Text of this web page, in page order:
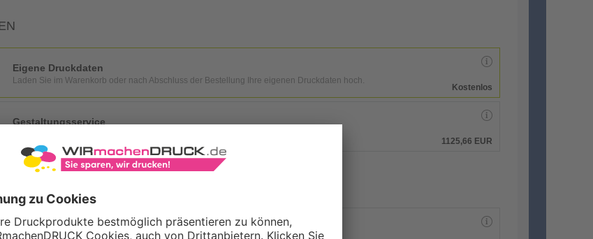
Eigene Druckdaten
Laden Sie im Warenkorb oder nach Abschluss der Bestellung Ihre eigenen Druckdaten hoch.
Kostenlos
Gestaltungsservice
1125,66 EUR
(von Experten empf.)